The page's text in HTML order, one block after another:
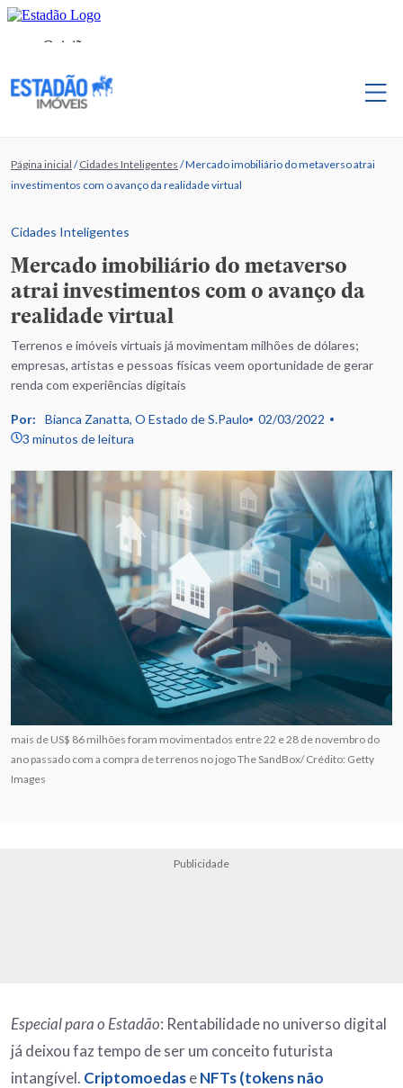
Página inicial /Cidades Inteligentes /Mercado imobiliário do metaverso atrai
investimentos com o avanço da realidade virtual
Cidades Inteligentes
Mercado imobiliário do metaverso
atrai investimentos com o avanço da
realidade virtual
Terrenos e imóveis virtuais já movimentam milhões de dólares;
empresas, artistas e pessoas físicas veem oportunidade de gerar
renda com experiências digitais
Por: Bianca Zanatta, O Estado de S.Paulo
02/03/2022
3 minutos de leitura
mais de US$ 86 milhões foram movimentados entre 22 e 28 de novembro do
ano passado com a compra de terrenos no jogo The SandBox/ Crédito: Getty
Images
Publicidade
Especial para o Estadão: Rentabilidade no universo digital
já deixou faz tempo de ser um conceito futurista
intangível. CriptomoedaseNFTs (tokens não